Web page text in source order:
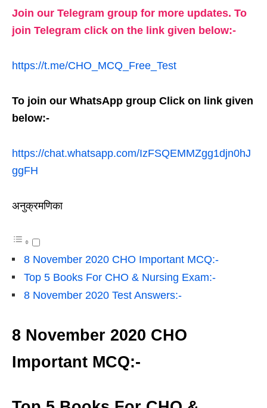
Join our Telegram group for more updates. To
join Telegram click on the link given below:-
https://t.me/CHO_MCQ_Free_Test
To join our WhatsApp group Click on link given
below:-
https://chat.whatsapp.com/IzFSQEMMZgg1djn0hJ
ggFH
अनुक्रमणिका
8 November 2020 CHO Important MCQ:-
Top 5 Books For CHO & Nursing Exam:-
8 November 2020 Test Answers:-
8 November 2020 CHO
Important MCQ:-